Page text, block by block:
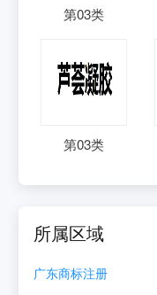
第03类
第03类
所属区域
广东商标注册